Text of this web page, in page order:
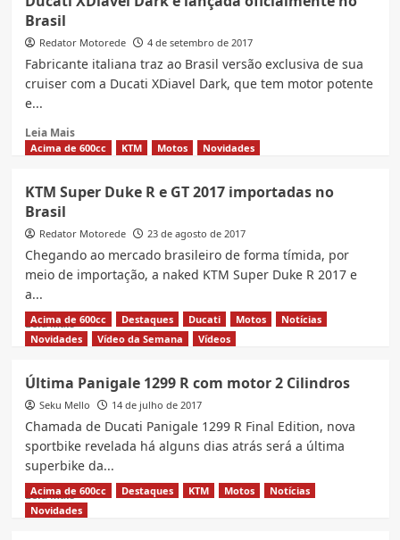
1290
Adventure
2017
encomenda
Brasil
Redator Motorede 4 de setembro de 2017
Fabricante italiana traz ao Brasil versão exclusiva de sua
cruiser com a Ducati XDiavel Dark, que tem motor potente
e...
Leia MaisRead
more
XDiavel
é
lançada
no
Acima de 600cc KTM Motos Novidades
KTM Super Duke R e GT 2017 importadas no
Brasil
Redator Motorede 23 de agosto de 2017
Chegando ao mercado brasileiro de forma tímida, por
meio de importação, a naked KTM Super Duke R 2017 e
a...
Leia MaisRead
more
Super
Duke
R
2017
importadas
no
Acima de 600cc Destaques Ducati Motos
Notícias
Novidades
Vídeo da Semana Vídeos
Última Panigale 1299 R com motor 2 Cilindros
Seku Mello 14 de julho de 2017
Chamada de Ducati Panigale 1299 R Final Edition, nova
sportbike revelada há alguns dias atrás será a última
superbike da...
Leia MaisRead
more
Acima de 600cc Destaques KTM Motos
Notícias
Novidades